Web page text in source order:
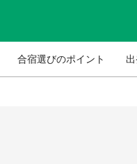
合宿選びのポイント